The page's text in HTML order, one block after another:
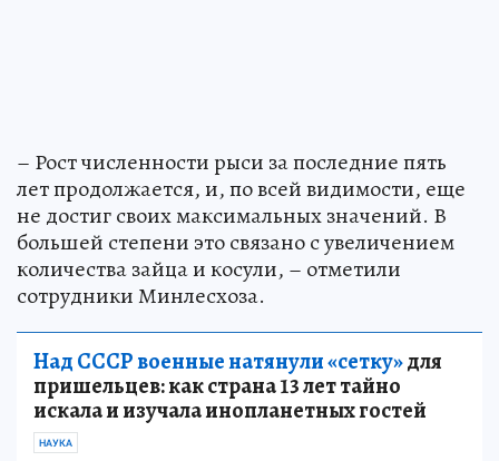
– Рост численности рыси за последние пять
лет продолжается, и, по всей видимости, еще
не достиг своих максимальных значений. В
большей степени это связано с увеличением
количества зайца и косули, – отметили
сотрудники Минлесхоза.
Над СССР военные натянули «сетку»для
пришельцев: как страна 13 лет тайно
искала и изучала инопланетных гостей
НАУКА